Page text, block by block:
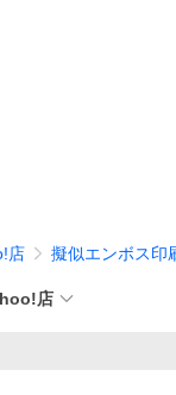
店 擬似エンボス印
店